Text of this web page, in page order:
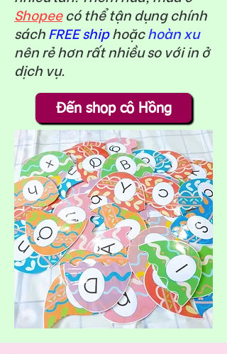
Shopeecó thể tận dụng chính
sáchFREE shiphoặchoàn xu
nên rẻ hơn rất nhiều so với in ở
dịch vụ.
Đến shop cô Hồng